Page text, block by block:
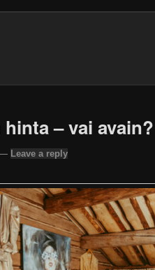
– vai avain?
Leave a reply